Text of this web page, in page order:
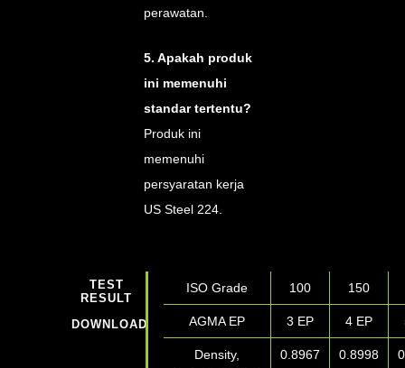
perawatan.
5. Apakah produk
ini memenuhi
standar tertentu?
Produk ini
memenuhi
persyaratan kerja
US Steel 224.
TEST
RESULT
DOWNLOADS
ISO Grade 100 150
AGMA EP 3 EP 4 EP
Density,
0.8967 0.8998